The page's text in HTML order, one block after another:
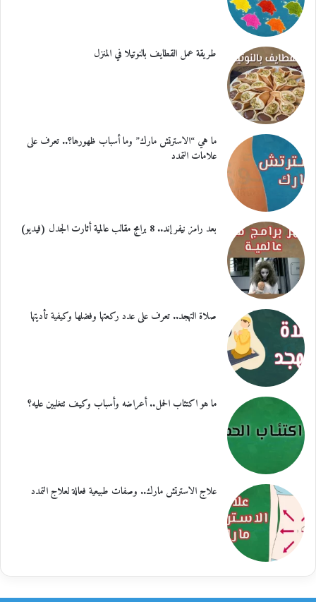
طريقة عمل القطايف بالنوتيلا في المنزل
ما هي “الاسترتش مارك” وما أسباب ظهورها؟.. تعرف على
علامات التمدد
بعد رامز نيفر إند.. 8 برامج مقالب عالمية أثارت الجدل (فيديو)
صلاة التهجد.. تعرف على عدد ركعتها وفضلها وكيفية تأديتها
ما هو اكتئاب الحمل.. أعراضه وأسباب وكيف تتغلبين عليه؟
علاج الاسترتش مارك.. وصفات طبيعية فعالة لعلاج التمدد